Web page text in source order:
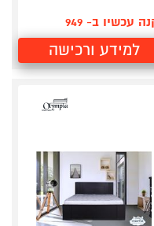
עכשיו ב- 949
למידע ורכישה